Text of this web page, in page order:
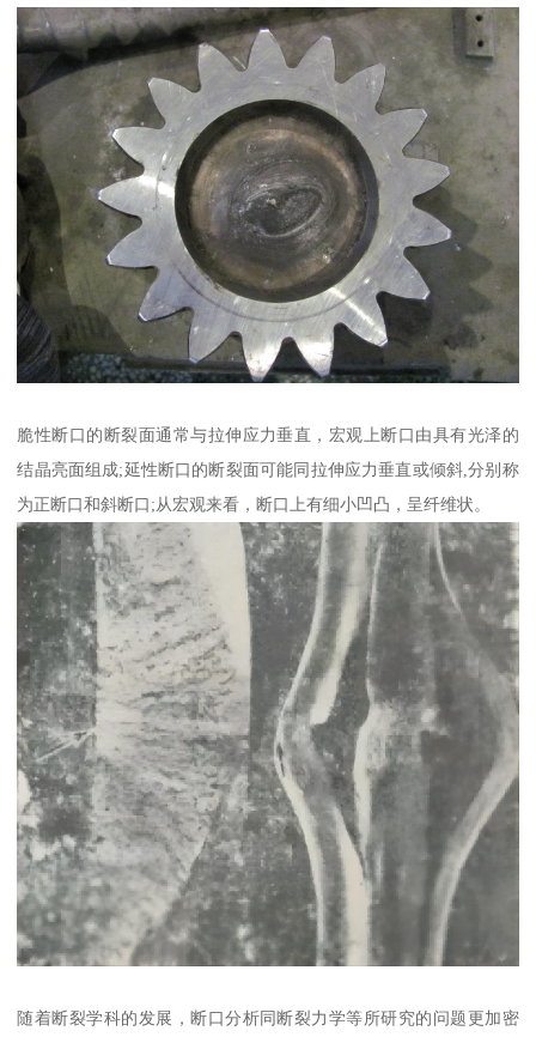
脆性断口的断裂面通常与拉伸应力垂直，宏观上断口由具有光泽的
结晶亮面组成;延性断口的断裂面可能同拉伸应力垂直或倾斜,分别称
为正断口和斜断口;从宏观来看，断口上有细小凹凸，呈纤维状。
随着断裂学科的发展，断口分析同断裂力学等所研究的问题更加密